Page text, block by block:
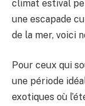
climat estival
une escapade
de la mer, voici
Pour ceux qui
une période
exotiques où